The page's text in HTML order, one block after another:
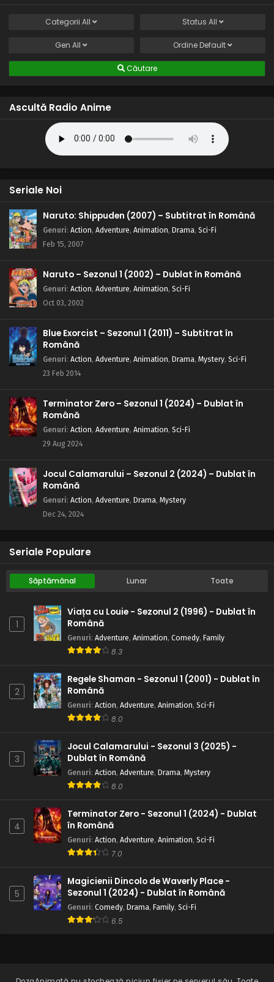
Categorii All Status All
Gen All Ordine Default
Căutare
Ascultă Radio Anime
Seriale Noi
Naruto: Shippuden (2007) – Subtitrat în Română
Genuri: Action, Adventure, Animation, Drama, Sci-Fi
Feb 15, 2007
Naruto – Sezonul 1 (2002) – Dublat în Română
Genuri: Action, Adventure, Animation, Sci-Fi
Oct 03, 2002
Blue Exorcist – Sezonul 1 (2011) – Subtitrat în
Română
Genuri: Action, Adventure, Animation, Drama, Mystery, Sci-Fi
23 Feb 2014
Terminator Zero – Sezonul 1 (2024) – Dublat în
Română
Genuri: Action, Adventure, Animation, Sci-Fi
29 Aug 2024
Jocul Calamarului – Sezonul 2 (2024) – Dublat în
Română
Genuri: Action, Adventure, Drama, Mystery
Dec 24, 2024
Seriale Populare
Săptămânal Lunar Toate
1
Viața cu Louie - Sezonul 2 (1996) - Dublat în
Română
Genuri: Adventure, Animation, Comedy, Family
8.3
2
Regele Shaman - Sezonul 1 (2001) - Dublat în
Română
Genuri: Action, Adventure, Animation, Sci-Fi
8.0
3
Jocul Calamarului - Sezonul 3 (2025) -
Dublat în Română
Genuri: Action, Adventure, Drama, Mystery
8.0
4
Terminator Zero - Sezonul 1 (2024) - Dublat
în Română
Genuri: Action, Adventure, Animation, Sci-Fi
7.0
5
Magicienii Dincolo de Waverly Place -
Sezonul 1 (2024) - Dublat în Română
Genuri: Comedy, Drama, Family, Sci-Fi
6.5